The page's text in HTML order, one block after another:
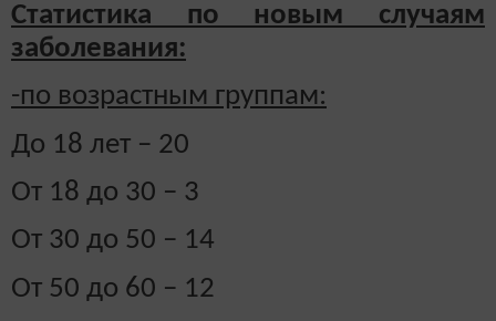
Статистика по новым случаям
заболевания:
-по возрастным группам:
До 18 лет – 20
От 18 до 30 – 3
От 30 до 50 – 14
От 50 до 60 – 12